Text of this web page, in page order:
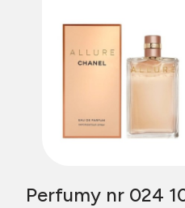
Perfumy nr 024